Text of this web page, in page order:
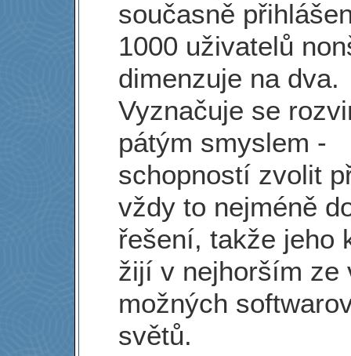
současně
1000 uživatelů
dimenzuje na dva.
Vyznačuje se
pátým smyslem -
schopností zvolit
vždy to nejméně
řešení, takže jeho
žijí v nejhorším ze
možných
světů.